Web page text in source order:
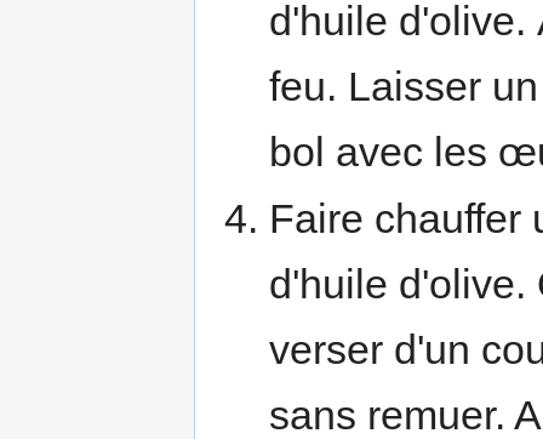
d'huile d'olive.
feu. Laisser
bol avec les
Faire chauffer
d'huile d'olive.
verser d'un
sans remuer.